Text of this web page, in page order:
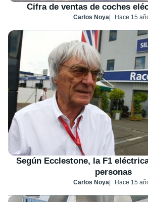
Cifra de ventas de coches
Carlos Noya Hace 15
Según Ecclestone, la F1
personas
Carlos Noya Hace 15